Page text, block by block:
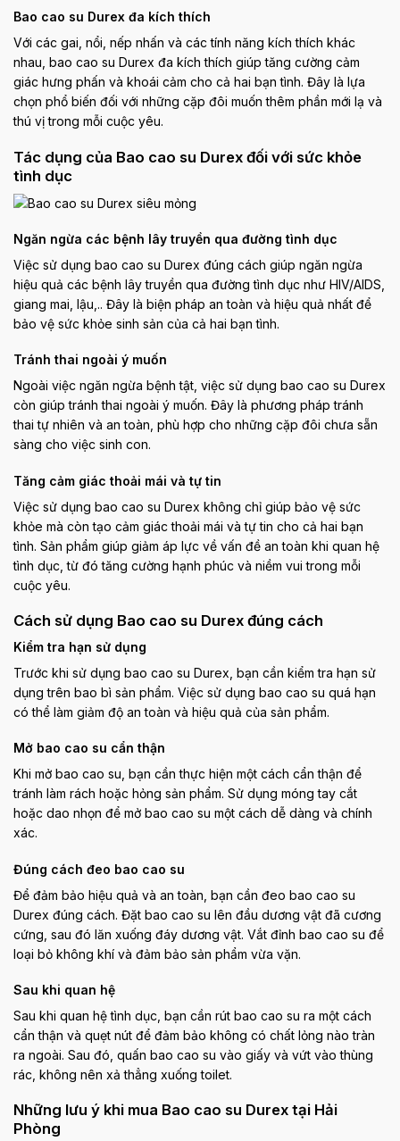
Bao cao su Durex đa kích thích
Với các gai, nổi, nếp nhấn và các tính năng kích thích khác
nhau, bao cao su Durex đa kích thích giúp tăng cường cảm
giác hưng phấn và khoái cảm cho cả hai bạn tình. Đây là lựa
chọn phổ biến đối với những cặp đôi muốn thêm phần mới lạ và
thú vị trong mỗi cuộc yêu.
Tác dụng của Bao cao su Durex đối với sức khỏe
tình dục
Ngăn ngừa các bệnh lây truyền qua đường tình dục
Việc sử dụng bao cao su Durex đúng cách giúp ngăn ngừa
hiệu quả các bệnh lây truyền qua đường tình dục như HIV/AIDS,
giang mai, lậu,.. Đây là biện pháp an toàn và hiệu quả nhất để
bảo vệ sức khỏe sinh sản của cả hai bạn tình.
Tránh thai ngoài ý muốn
Ngoài việc ngăn ngừa bệnh tật, việc sử dụng bao cao su Durex
còn giúp tránh thai ngoài ý muốn. Đây là phương pháp tránh
thai tự nhiên và an toàn, phù hợp cho những cặp đôi chưa sẵn
sàng cho việc sinh con.
Tăng cảm giác thoải mái và tự tin
Việc sử dụng bao cao su Durex không chỉ giúp bảo vệ sức
khỏe mà còn tạo cảm giác thoải mái và tự tin cho cả hai bạn
tình. Sản phẩm giúp giảm áp lực về vấn đề an toàn khi quan hệ
tình dục, từ đó tăng cường hạnh phúc và niềm vui trong mỗi
cuộc yêu.
Cách sử dụng Bao cao su Durex đúng cách
Kiểm tra hạn sử dụng
Trước khi sử dụng bao cao su Durex, bạn cần kiểm tra hạn sử
dụng trên bao bì sản phẩm. Việc sử dụng bao cao su quá hạn
có thể làm giảm độ an toàn và hiệu quả của sản phẩm.
Mở bao cao su cẩn thận
Khi mở bao cao su, bạn cần thực hiện một cách cẩn thận để
tránh làm rách hoặc hỏng sản phẩm. Sử dụng móng tay cắt
hoặc dao nhọn để mở bao cao su một cách dễ dàng và chính
xác.
Đúng cách đeo bao cao su
Để đảm bảo hiệu quả và an toàn, bạn cần đeo bao cao su
Durex đúng cách. Đặt bao cao su lên đầu dương vật đã cương
cứng, sau đó lăn xuống đáy dương vật. Vắt đỉnh bao cao su để
loại bỏ không khí và đảm bảo sản phẩm vừa vặn.
Sau khi quan hệ
Sau khi quan hệ tình dục, bạn cần rút bao cao su ra một cách
cẩn thận và quẹt nút để đảm bảo không có chất lỏng nào tràn
ra ngoài. Sau đó, quấn bao cao su vào giấy và vứt vào thùng
rác, không nên xả thẳng xuống toilet.
Những lưu ý khi mua Bao cao su Durex tại Hải
Phòng